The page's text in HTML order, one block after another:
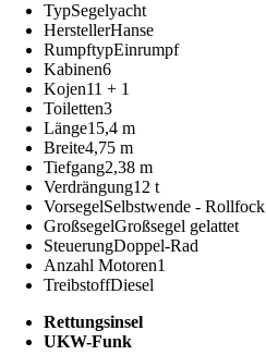
TypSegelyacht
HerstellerHanse
RumpftypEinrumpf
Kabinen6
Kojen11 + 1
Toiletten3
Länge15,4 m
Breite4,75 m
Tiefgang2,38 m
Verdrängung12 t
VorsegelSelbstwende - Rollfock
GroßsegelGroßsegel gelattet
SteuerungDoppel-Rad
Anzahl Motoren1
TreibstoffDiesel
Rettungsinsel
UKW-Funk